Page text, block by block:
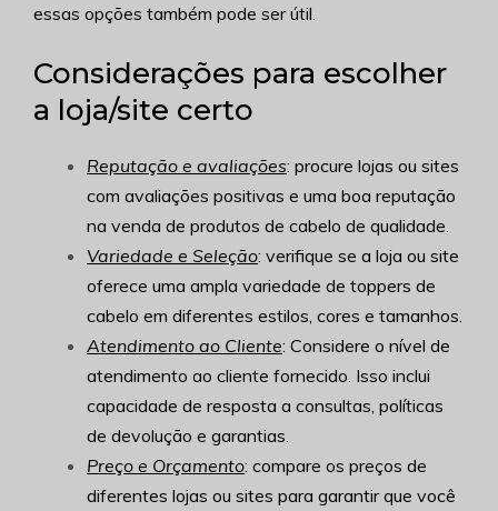
essas opções também pode ser útil.
Considerações para escolher
a loja/site certo
Reputação e avaliações: procure lojas ou sites
com avaliações positivas e uma boa reputação
na venda de produtos de cabelo de qualidade.
Variedade e Seleção: verifique se a loja ou site
oferece uma ampla variedade de toppers de
cabelo em diferentes estilos, cores e tamanhos.
Atendimento ao Cliente: Considere o nível de
atendimento ao cliente fornecido. Isso inclui
capacidade de resposta a consultas, políticas
de devolução e garantias.
Preço e Orçamento: compare os preços de
diferentes lojas ou sites para garantir que você